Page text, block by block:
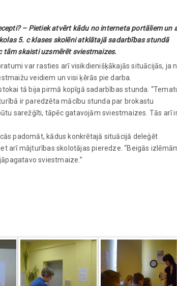
– Pietiek atvērt kādu no interneta portāliem un
5. c klases skolēni atklātajā sadarbības stundā
tām skaisti uzsmērēt sviestmaizes.
var rasties arī visikdienišķākajās situācijās, ja
veidiem un visi ķērās pie darba.
tā bija pirmā kopīgā sadarbības stunda.
ir paredzēta mācību stunda par brokastu
sarežģīti, tāpēc gatavojām sviestmaizes. Tās arī
padomāt, kādus konkrētajā situācijā deleģēt
arī mājturības skolotājas pieredze. “Beigās
sviestmaize.”